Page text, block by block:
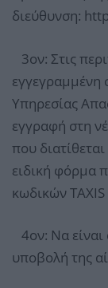
διεύθυνση:
3ον: Στις
Υπηρεσίας
εγγραφή στη
που
ειδική φόρμα
κωδικών
4ον: Να
υποβολή της